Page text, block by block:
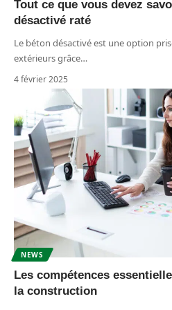
Tout ce que vous devez
désactivé raté
Le béton désactivé est une option
extérieurs grâce…
4 février 2025
NEWS
Les compétences
la construction